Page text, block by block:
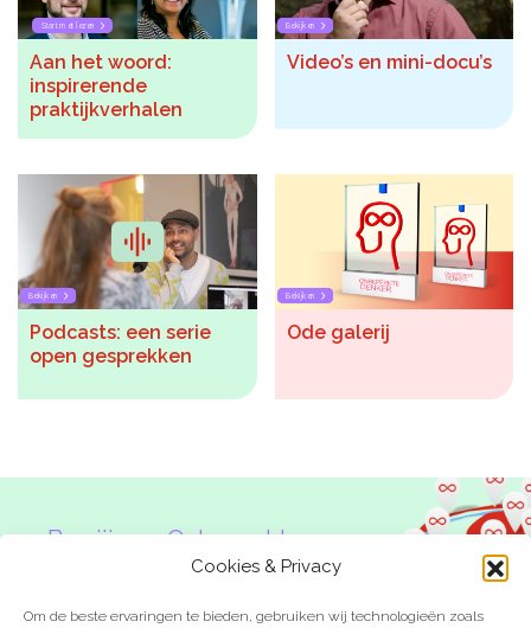
Cookies & Privacy
Om de beste ervaringen te bieden, gebruiken wij technologieën zoals
Start met lezen
Aan het woord:
inspirerende
praktijkverhalen
Bekijken
Video’s en mini-docu’s
Bekijken
Podcasts: een serie
open gesprekken
Bekijken
Ode galerij
Ben jij een Onbeperkte